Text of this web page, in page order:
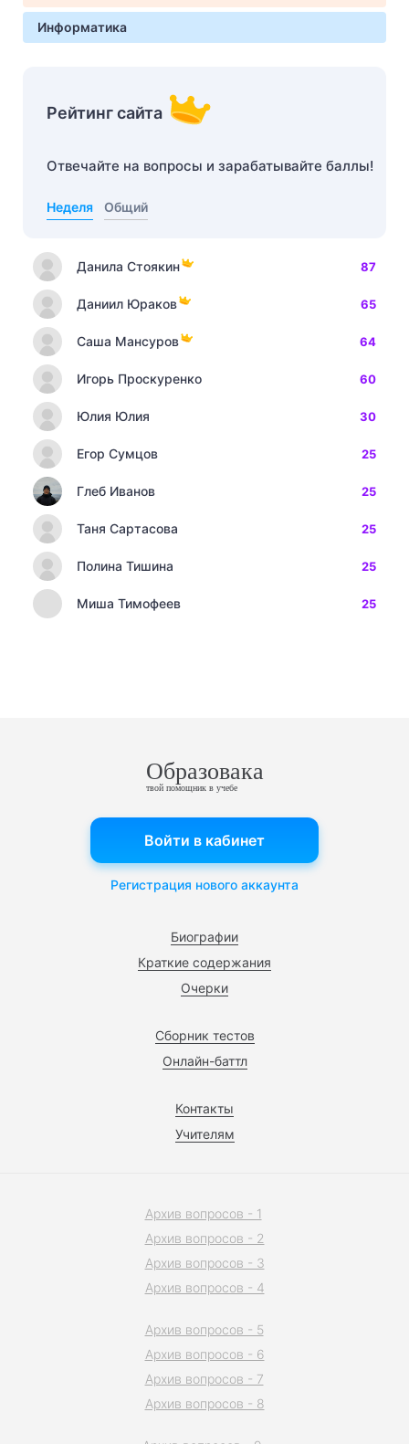
Информатика
Рейтинг сайта
Отвечайте на вопросы и зарабатывайте баллы!
Неделя Общий
Данила Стоякин 87
Даниил Юраков 65
Саша Мансуров 64
Игорь Проскуренко 60
Юлия Юлия 30
Егор Сумцов 25
Глеб Иванов 25
Таня Сартасова 25
Полина Тишина 25
Миша Тимофеев 25
Образовака
твой помощник в учебе
Биографии
Краткие содержания
Очерки
Сборник тестов
Онлайн-баттл
Контакты
Учителям
Войти в кабинет
Регистрация нового аккаунта
Архив вопросов - 1
Архив вопросов - 2
Архив вопросов - 3
Архив вопросов - 4
Архив вопросов - 5
Архив вопросов - 6
Архив вопросов - 7
Архив вопросов - 8